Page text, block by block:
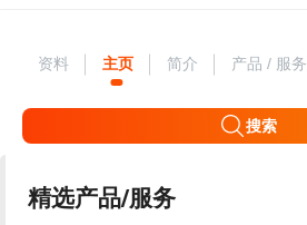
资料 主页 简介 产品 / 服务
搜索
精选产品/服务